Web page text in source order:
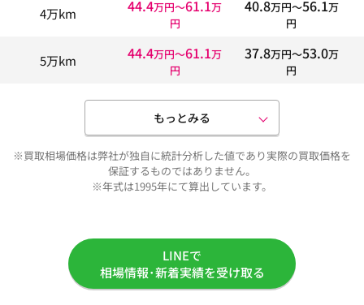
4万km 44.4万円〜61.1万
円
40.8万円〜56.1万
円
5万km 44.4万円〜61.1万
円
37.8万円〜53.0万
円
もっとみる
※買取相場価格は弊社が独自に統計分析した値であり実際の買取価格を
保証するものではありません。
※年式は1995年にて算出しています。
LINEで
相場情報･新着実績を受け取る